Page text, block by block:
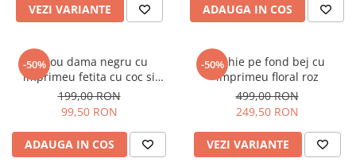
VEZI VARIANTE ADAUGA IN COS
-50%
Tricou dama negru cu
imprimeu fetita cu coc si
ochelari albastrii
199,00 RON
99,50 RON
ADAUGA IN COS
-50%
Rochie pe fond bej cu
imprimeu floral roz
499,00 RON
249,50 RON
VEZI VARIANTE